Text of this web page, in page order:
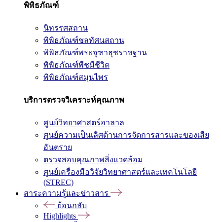
พิพิธภัณฑ์
นิทรรศสถาน
พิพิธภัณฑ์ชลทัศนสถาน
พิพิธภัณฑ์พระจุฑาธุชราชฐาน
พิพิธภัณฑ์พืชมีชีวิต
พิพิธภัณฑ์สมุนไพร
บริการตรวจวิเคราะห์คุณภาพ
ศูนย์วิทยาศาสตร์ฮาลาล
ศูนย์ความเป็นเลิศด้านการจัดการสารและของเสีย
อันตราย
ตรวจสอบคุณภาพสิ่งแวดล้อม
ศูนย์เครื่องมือวิจัยวิทยาศาสตร์และเทคโนโลยี
(STREC)
สาระความรู้และข่าวสาร
ย้อนกลับ
Highlights